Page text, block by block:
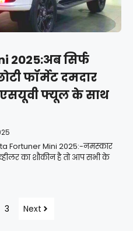
2025:अब सिर्फ
फॉर्मेट दमदार
फ्यूल के साथ
Fortuner Mini 2025:-नमस्कार
व्हीलर का शौकीन है तो आप सभी के
3 Next